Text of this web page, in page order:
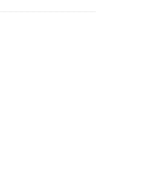
nicht änderbar
der Themen
sowie per E-Mail
aktiviert